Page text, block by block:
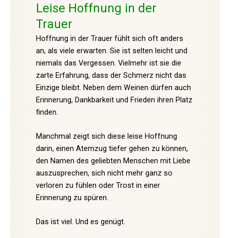
Leise Hoffnung in der
Trauer
Hoffnung in der Trauer fühlt sich oft anders
an, als viele erwarten. Sie ist selten leicht und
niemals das Vergessen. Vielmehr ist sie die
zarte Erfahrung, dass der Schmerz nicht das
Einzige bleibt. Neben dem Weinen dürfen auch
Erinnerung, Dankbarkeit und Frieden ihren Platz
finden.
Manchmal zeigt sich diese leise Hoffnung
darin, einen Atemzug tiefer gehen zu können,
den Namen des geliebten Menschen mit Liebe
auszusprechen, sich nicht mehr ganz so
verloren zu fühlen oder Trost in einer
Erinnerung zu spüren.
Das ist viel. Und es genügt.